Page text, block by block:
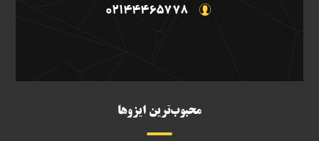
02144465778
محبوب‌ترین ایزوها